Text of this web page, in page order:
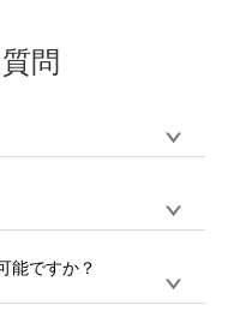
問
。デザインツールから
まで完了できます。
など、大口注文の場合
るエコバッグコンシェル
ルをご利用ください。製
JPG / PNG / AI / PSD /
データの最大サイズ
能ですか？